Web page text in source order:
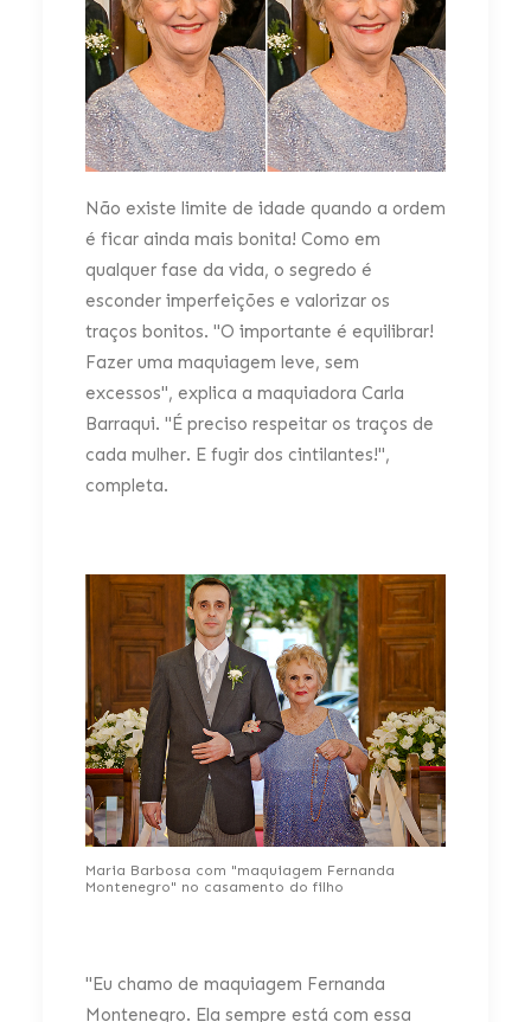
Não existe limite de idade quando a ordem
é ficar ainda mais bonita! Como em
qualquer fase da vida, o segredo é
esconder imperfeições e valorizar os
traços bonitos. "O importante é equilibrar!
Fazer uma maquiagem leve, sem
excessos", explica a maquiadora Carla
Barraqui. "É preciso respeitar os traços de
cada mulher. E fugir dos cintilantes!",
completa.
Maria Barbosa com "maquiagem Fernanda
Montenegro" no casamento do filho
"Eu chamo de maquiagem Fernanda
Montenegro. Ela sempre está com essa